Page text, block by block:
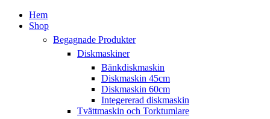
Hem
Shop
Begagnade Produkter
Diskmaskiner
Bänkdiskmaskin
Diskmaskin 45cm
Diskmaskin 60cm
Integererad diskmaskin
Tvättmaskin och Torktumlare